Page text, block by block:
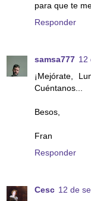
para que te
Responder
samsa777 12
¡Mejórate,
Cuéntanos...
Besos,
Fran
Responder
Cesc 12 de